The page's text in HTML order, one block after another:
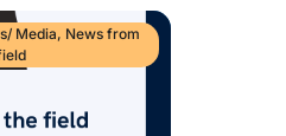
Media, News from